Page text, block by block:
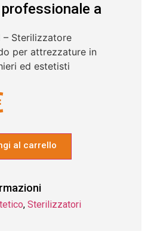
a
Sterilizzatore
per attrezzature in
ed estetisti
al carrello
, Sterilizzatori